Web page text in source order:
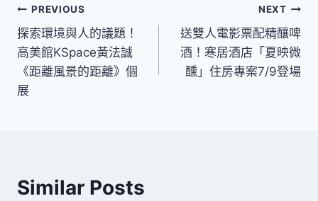
文
章
導
覽
PREVIOUS
探索環境與人的議題！
高美館KSpace黃法誠
《距離風景的距離》個
展
NEXT
送雙人電影票配精釀啤
酒！寒居酒店「夏映微
醺」住房專案7/9登場
Similar Posts